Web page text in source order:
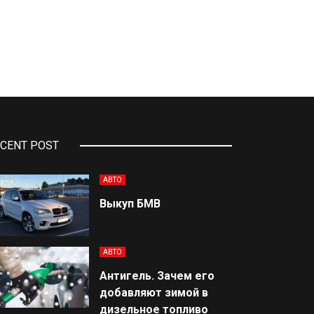
POST
АВТО
Выкуп БМВ
АВТО
Антигель. Зачем его
добавляют зимой в
дизельное топливо